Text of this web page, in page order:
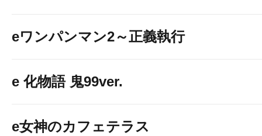
eワンパンマン2～正義執行
e 化物語 鬼99ver.
e女神のカフェテラス